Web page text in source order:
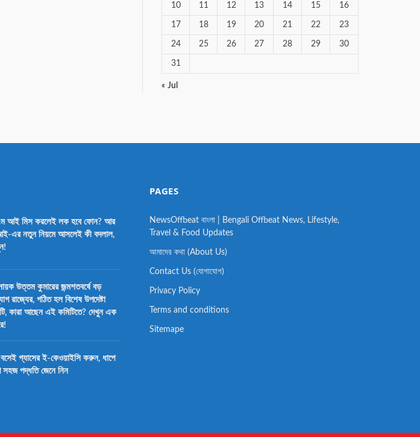
10 11 12 13 14 15 16
17 18 19 20 21 22 23
24 25 26 27 28 29 30
31
« Jul
আই মিস করলেই লক হবে ফোন? আর
এর নতুন নিয়মে আসলেই কী বদলাল,
উত্তম কুমারের জন্মশতবর্ষে বড়
রাজ্যের, গঠিত হল বিশেষ উপদেষ্টা
কারা আছেন এই কমিটিতে? দেখুন এক
গ্যাসের ই-কেওয়াইসি করুন, ধাপে
সহজ পদ্ধতি জেনে নিন
PAGES
NewsOffbeat বাংলা | Bengali Offbeat News, Lifestyle,
Travel & Food Updates
আমাদের কথা (About Us)
Contact Us (যোগাযোগ)
Privacy Policy
Terms and conditions
Sitemape